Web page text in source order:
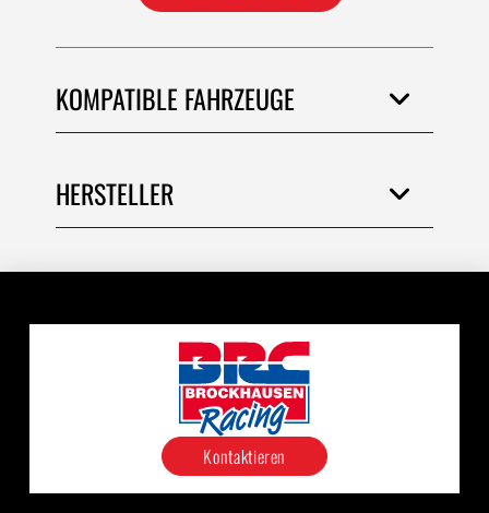
KOMPATIBLE FAHRZEUGE
HERSTELLER
Kontaktieren